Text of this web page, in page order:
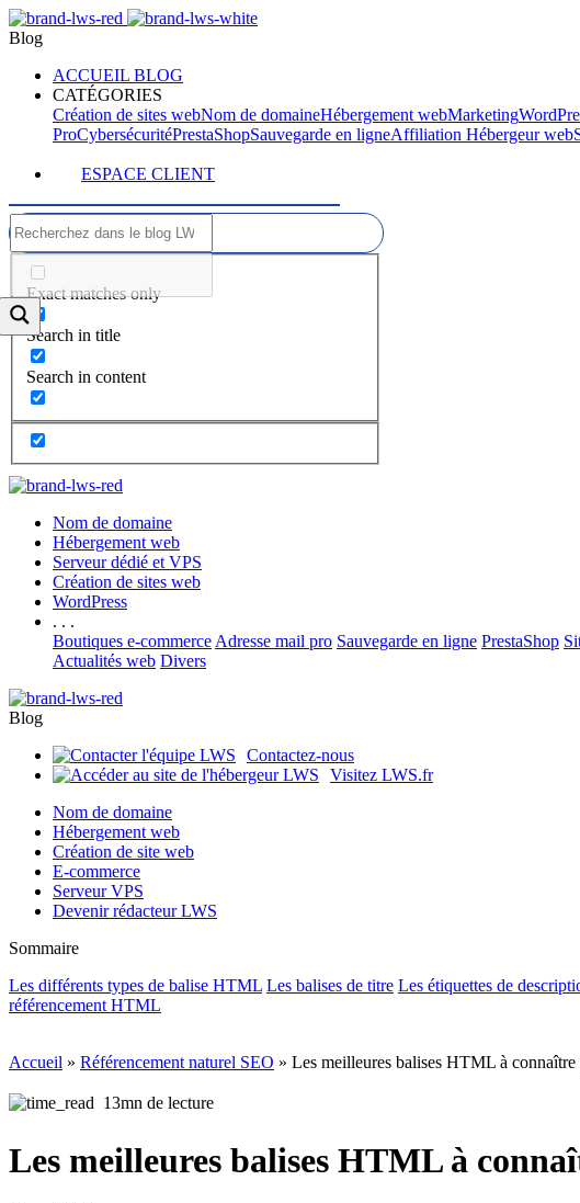
Blog
ACCUEIL BLOG
CATÉGORIES
Création de sites webNom de domaineHébergement webMarketing
ProCybersécuritéPrestaShopSauvegarde en ligneAffiliation Hébergeur web
ESPACE CLIENT
Exact matches only
Search in title
Search in content
Nom de domaine
Hébergement web
Serveur dédié et VPS
Création de sites web
WordPress
. . .
Boutiques e-commerce Adresse mail pro Sauvegarde en ligne PrestaShop
Actualités web Divers
Blog
Contactez-nous
Visitez LWS.fr
Nom de domaine
Hébergement web
Création de site web
E-commerce
Serveur VPS
Devenir rédacteur LWS
Sommaire
Les différents types de balise HTML Les balises de titre Les étiquettes de
référencement HTML
Accueil » Référencement naturel SEO » Les meilleures balises HTML à
13mn de lecture
Les meilleures balises HTML à